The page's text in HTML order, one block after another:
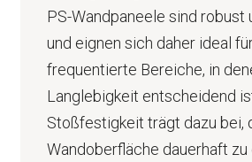
PS-Wandpaneele sind robust
und eignen sich daher ideal
frequentierte Bereiche, in
Langlebigkeit entscheidend
Stoßfestigkeit trägt dazu bei,
Wandoberfläche dauerhaft zu